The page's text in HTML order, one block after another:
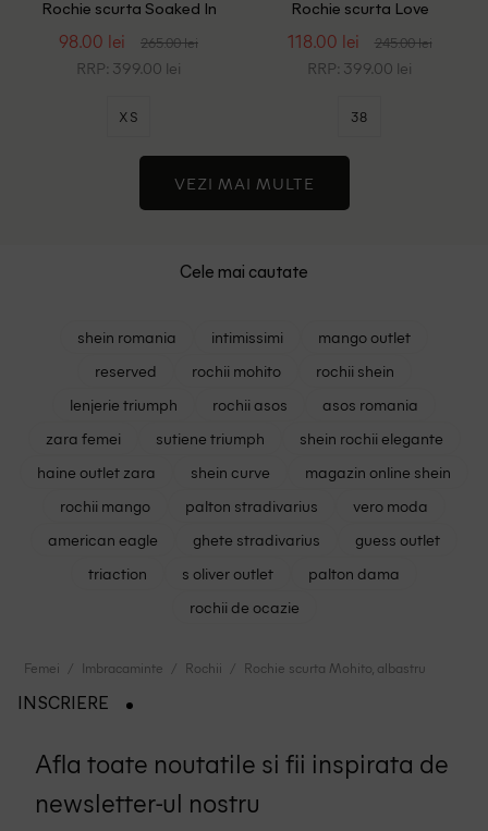
Rochie scurta Soaked In
98.00 lei 265.00 lei
RRP: 399.00 lei
XS
Rochie scurta Love
118.00 lei 245.00 lei
RRP: 399.00 lei
38
VEZI MAI MULTE
Cele mai cautate
shein romania intimissimi
mango outlet
reserved
rochii mohito
rochii shein
lenjerie triumph
rochii asos
asos romania
zara femei
sutiene triumph
shein rochii elegante
haine outlet zara
shein curve
magazin online shein
rochii mango
palton stradivarius
vero moda
american eagle
ghete stradivarius
guess outlet
triaction
s oliver outlet
palton dama
rochii de ocazie
Femei Imbracaminte Rochii Rochie scurta Mohito, albastru
INSCRIERE
Afla toate noutatile si fii inspirata de
newsletter-ul nostru